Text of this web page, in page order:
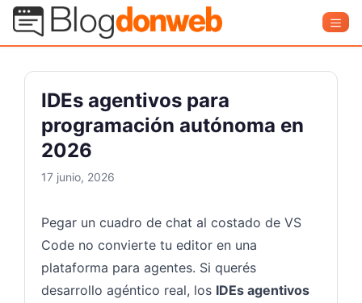
Saltar
contenido
Blog Donweb
IDEs agentivos para
programación autónoma en
2026
17 junio, 2026
Pegar un cuadro de chat al costado de VS
Code no convierte tu editor en una
plataforma para agentes. Si querés
desarrollo agéntico real, los IDEs agentivos